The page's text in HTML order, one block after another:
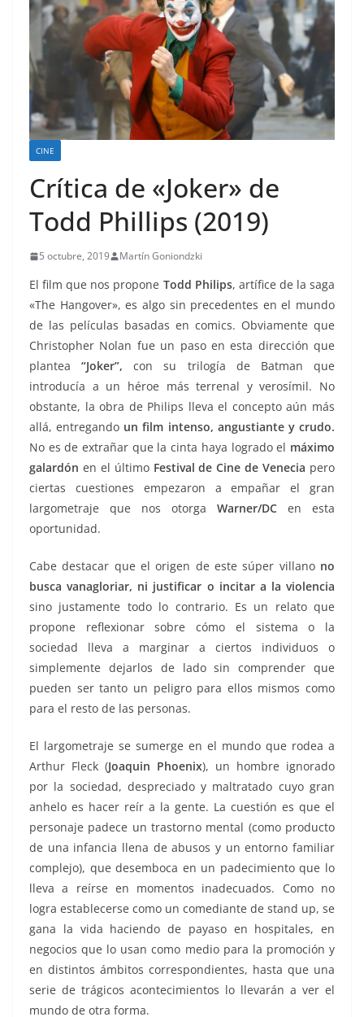
CINE
Crítica de «Joker» de
Todd Phillips (2019)
5 octubre, 2019 Martín Goniondzki
El film que nos propone Todd Philips, artífice de la saga
«The Hangover», es algo sin precedentes en el mundo
de las películas basadas en comics. Obviamente que
Christopher Nolan fue un paso en esta dirección que
plantea“Joker”, con su trilogía de Batman que
introducía a un héroe más terrenal y verosímil. No
obstante, la obra de Philips lleva el concepto aún más
allá, entregando un film intenso, angustiante y crudo.
No es de extrañar que la cinta haya logrado el máximo
galardón en el último Festival de Cine de Venecia pero
ciertas cuestiones empezaron a empañar el gran
largometraje que nos otorga Warner/DC en esta
oportunidad.
Cabe destacar que el origen de este súper villano no
busca vanagloriar, ni justificar o incitar a la violencia
sino justamente todo lo contrario. Es un relato que
propone reflexionar sobre cómo el sistema o la
sociedad lleva a marginar a ciertos individuos o
simplemente dejarlos de lado sin comprender que
pueden ser tanto un peligro para ellos mismos como
para el resto de las personas.
El largometraje se sumerge en el mundo que rodea a
Arthur Fleck (Joaquin Phoenix), un hombre ignorado
por la sociedad, despreciado y maltratado cuyo gran
anhelo es hacer reír a la gente. La cuestión es que el
personaje padece un trastorno mental (como producto
de una infancia llena de abusos y un entorno familiar
complejo), que desemboca en un padecimiento que lo
lleva a reírse en momentos inadecuados. Como no
logra establecerse como un comediante de stand up, se
gana la vida haciendo de payaso en hospitales, en
negocios que lo usan como medio para la promoción y
en distintos ámbitos correspondientes, hasta que una
serie de trágicos acontecimientos lo llevarán a ver el
mundo de otra forma.